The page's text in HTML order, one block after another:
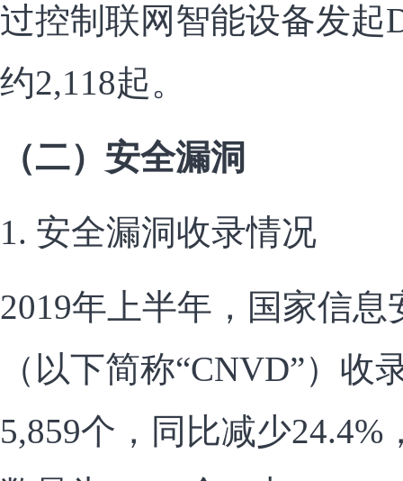
过控制联网智能设备发起
约2,118起。
（二）安全漏洞
1. 安全漏洞收录情况
2019年上半年，国家信
（以下简称“CNVD”）收
5,859个，同比减少